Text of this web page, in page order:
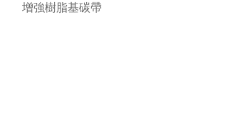
增強混合基碳帶